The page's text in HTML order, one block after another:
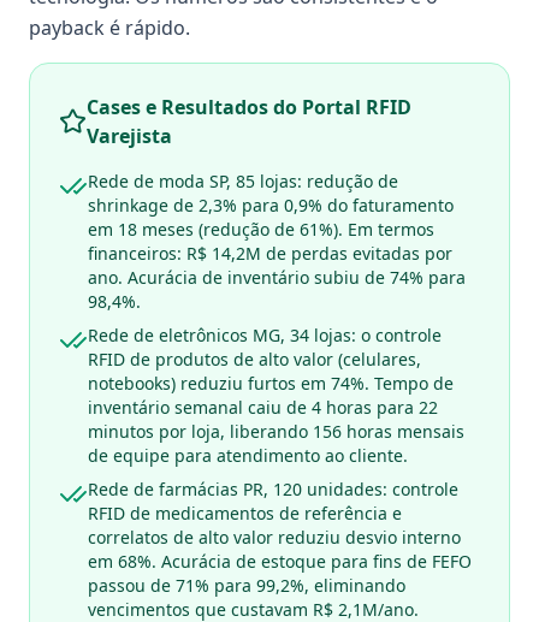
payback é rápido.
Cases e Resultados do Portal RFID
Varejista
Rede de moda SP, 85 lojas: redução de
shrinkage de 2,3% para 0,9% do faturamento
em 18 meses (redução de 61%). Em termos
financeiros: R$ 14,2M de perdas evitadas por
ano. Acurácia de inventário subiu de 74% para
98,4%.
Rede de eletrônicos MG, 34 lojas: o controle
RFID de produtos de alto valor (celulares,
notebooks) reduziu furtos em 74%. Tempo de
inventário semanal caiu de 4 horas para 22
minutos por loja, liberando 156 horas mensais
de equipe para atendimento ao cliente.
Rede de farmácias PR, 120 unidades: controle
RFID de medicamentos de referência e
correlatos de alto valor reduziu desvio interno
em 68%. Acurácia de estoque para fins de FEFO
passou de 71% para 99,2%, eliminando
vencimentos que custavam R$ 2,1M/ano.